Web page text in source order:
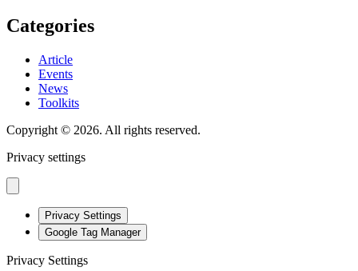
Categories
Article
Events
News
Toolkits
Copyright © 2026. All rights reserved.
Privacy settings
Privacy Settings
Google Tag Manager
Privacy Settings